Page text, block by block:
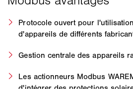
Protocole ouvert pour
d'appareils de différents
Gestion centrale des appareils
Les actionneurs Modbus